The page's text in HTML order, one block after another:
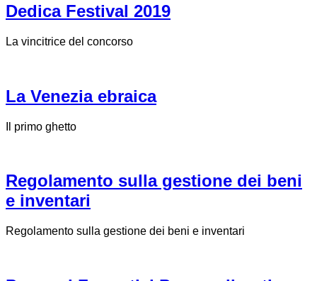
Dedica Festival 2019
La vincitrice del concorso
La Venezia ebraica
Il primo ghetto
Regolamento sulla gestione dei beni
e inventari
Regolamento sulla gestione dei beni e inventari